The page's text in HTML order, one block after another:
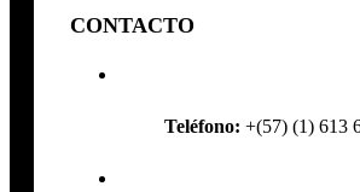
CONTACTO
Teléfono: +(57) (1) 613